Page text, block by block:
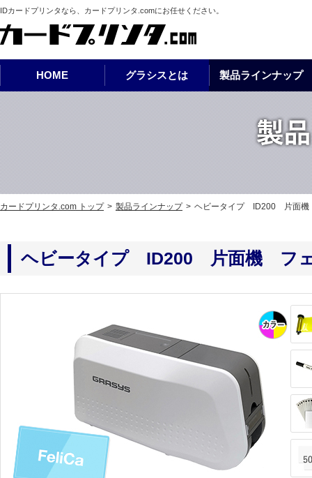
IDカードプリンタなら、カードプリンタ.comにお任せください。
HOME グラシスとは
グラシスの特長 豊富なテンプレート紹介 他社プ
製品ラインナップ
スタートアップ商品 プリンタ本体 ライトタイプ
オプション・アクセサリ ソフトウェア
ベースカード作成プラン オリジナルデザイン作成依頼
サンプル請求 データ入稿
カードプリンタ.com トップ 製品ラインナップ ヘビータイプ ID200 片面機
ヘビータイプ ID200 片面機 フェ